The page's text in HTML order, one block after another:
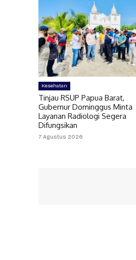
Kesehatan
Tinjau RSUP Papua Barat,
Gubernur Dominggus Minta
Layanan Radiologi Segera
Difungsikan
7 Agustus 2026